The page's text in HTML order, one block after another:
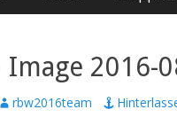
Image 2016-
A rbw2016team